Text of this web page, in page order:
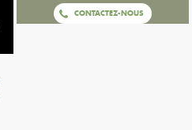
CONTACTEZ-NOUS